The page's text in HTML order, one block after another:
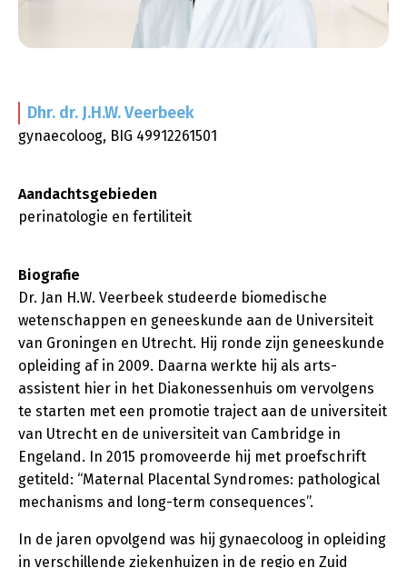
Dhr. dr. J.H.W.Veerbeek
gynaecoloog, BIG 49912261501
Aandachtsgebieden
perinatologie en fertiliteit
Biografie
Dr. Jan H.W. Veerbeek studeerde biomedische
wetenschappen en geneeskunde aan de Universiteit
van Groningen en Utrecht. Hij ronde zijn geneeskunde
opleiding af in 2009. Daarna werkte hij als arts-
assistent hier in het Diakonessenhuis om vervolgens
te starten met een promotie traject aan de universiteit
van Utrecht en de universiteit van Cambridge in
Engeland. In 2015 promoveerde hij met proefschrift
getiteld: “Maternal Placental Syndromes: pathological
mechanisms and long-term consequences”.
In de jaren opvolgend was hij gynaecoloog in opleiding
in verschillende ziekenhuizen in de regio en Zuid